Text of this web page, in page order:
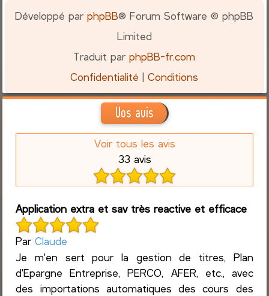
Développé parphpBB® Forum Software © phpBB
Limited
Traduit parphpBB-fr.com
Confidentialité |Conditions
Vos avis
Voir tous les avis
33 avis
Application extra et sav très reactive et efficace
ParClaude
Je m'en sert pour la gestion de titres, Plan
d'Epargne Entreprise, PERCO, AFER, etc., avec
des importations automatiques des cours des